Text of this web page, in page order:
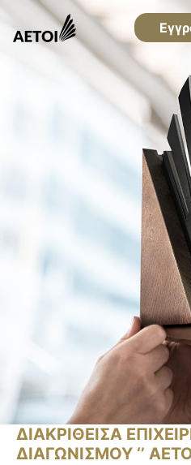
ΔΙΑΚΡΙΘΕΙΣΑ
ΔΙΑΓΩΝΙΣΜΟΥ ‘’ ΑΕΤΟΙ